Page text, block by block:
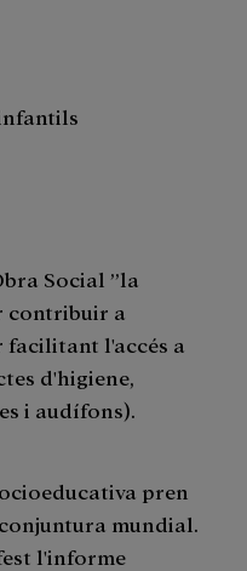
Social ”la
contribuir a
l'accés a
d'higiene,
i audífons).
pren
mundial.
l'informe